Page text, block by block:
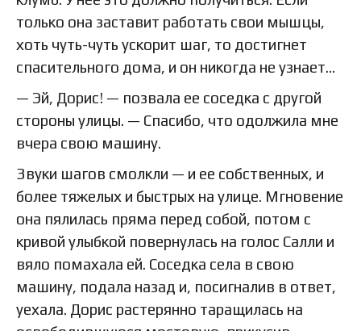
только она заставит работать свои мышцы,
хоть чуть-чуть ускорит шаг, то достигнет
спасительного дома, и он никогда не узнает…
— Эй, Дорис! — позвала ее соседка с другой
стороны улицы. — Спасибо, что одолжила мне
вчера свою машину.
Звуки шагов смолкли — и ее собственных, и
более тяжелых и быстрых на улице. Мгновение
она пялилась пряма перед собой, потом с
кривой улыбкой повернулась на голос Салли и
вяло помахала ей. Соседка села в свою
машину, подала назад и, посигналив в ответ,
уехала. Дорис растерянно таращилась на